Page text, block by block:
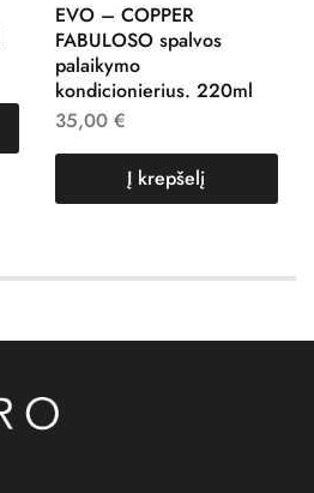
EVO – COPPER
FABULOSO spalvos
palaikymo
kondicionierius. 220ml
35,00 €
Į krepšelį